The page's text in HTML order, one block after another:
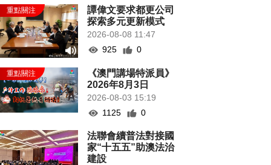
譚偉文要求都更公司
探索多元更新模式
2026-08-08 11:47
925
0
《澳門講場特派員》
2026年8月3日
2026-08-03 15:19
1125
0
法聯會續普法對接國
家“十五五”助澳法治
建設